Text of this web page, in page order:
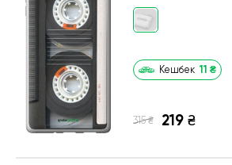
Кешбек 11 ₴
315 ₴ 219 ₴